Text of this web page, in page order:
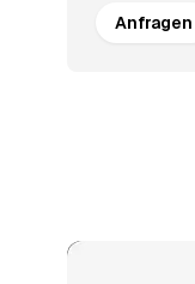
Anfragen